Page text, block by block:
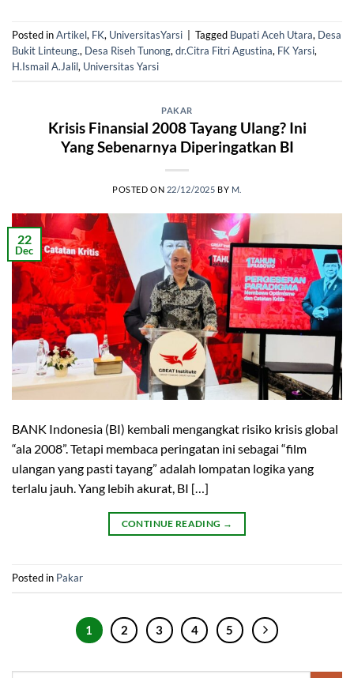
Posted inArtikel, FK, UniversitasYarsi Tagged Bupati Aceh Utara, Desa
Bukit Linteung., Desa Riseh Tunong, dr.Citra Fitri Agustina, FK Yarsi,
H.Ismail A.Jalil, Universitas Yarsi
PAKAR
Krisis Finansial 2008 Tayang Ulang? Ini
Yang Sebenarnya Diperingatkan BI
POSTED ON 22/12/2025 BY M.
22
Dec
BANK Indonesia (BI) kembali mengangkat risiko krisis global
“ala 2008”. Tetapi membaca peringatan ini sebagai “film
ulangan yang pasti tayang” adalah lompatan logika yang
terlalu jauh. Yang lebih akurat, BI […]
CONTINUE READING →
Posted in Pakar
1 2 3 4 5